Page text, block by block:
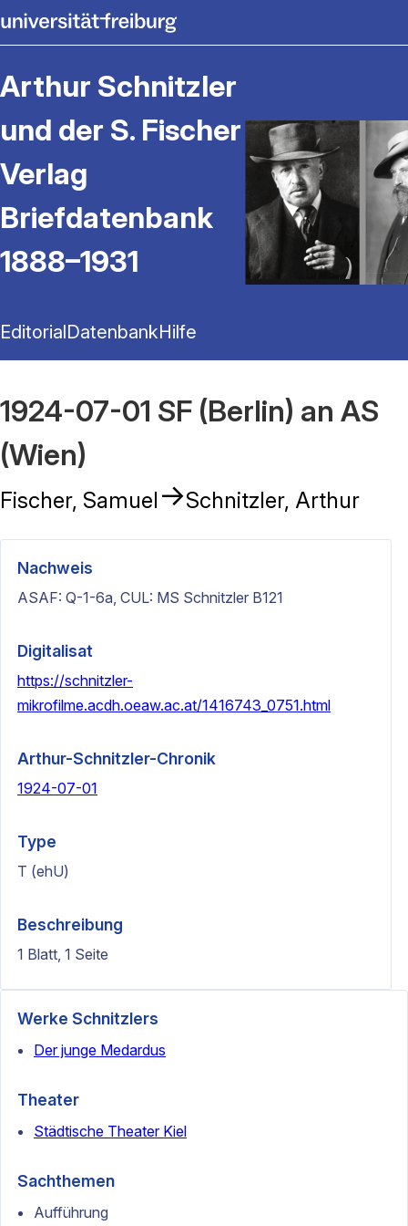
Arthur Schnitzler
und der S. Fischer
Verlag
Briefdatenbank
1888–1931
EditorialDatenbankHilfe
1924-07-01 SF (Berlin) an AS
(Wien)
Fischer, Samuel →Schnitzler, Arthur
Nachweis
ASAF: Q-1-6a, CUL: MS Schnitzler B121
Digitalisat
https://schnitzler-
mikrofilme.acdh.oeaw.ac.at/1416743_0751.html
Arthur-Schnitzler-Chronik
1924-07-01
Type
T (ehU)
Beschreibung
1 Blatt, 1 Seite
Werke Schnitzlers
Der junge Medardus
Theater
Städtische Theater Kiel
Sachthemen
Aufführung